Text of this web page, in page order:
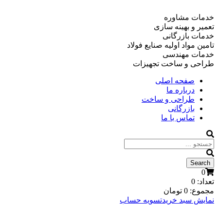
خدمات مشاوره
تعمیر و بهینه سازی
خدمات بازرگانی
تامین مواد اولیه صنایع فولاد
خدمات مهندسی
طراحی و ساخت تجهیزات
صفحه اصلی
درباره ما
طراحی و ساخت
بازرگانی
تماس با ما
0
تعداد: 0
مجموع: 0 تومان
نمایش سبد خریدتسویه حساب